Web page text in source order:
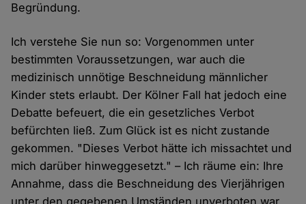
Begründung.
Ich verstehe Sie nun so: Vorgenommen unter
bestimmten Voraussetzungen, war auch die
medizinisch unnötige Beschneidung männlicher
Kinder stets erlaubt. Der Kölner Fall hat jedoch eine
Debatte befeuert, die ein gesetzliches Verbot
befürchten ließ. Zum Glück ist es nicht zustande
gekommen. "Dieses Verbot hätte ich missachtet und
mich darüber hinweggesetzt." – Ich räume ein: Ihre
Annahme, dass die Beschneidung des Vierjährigen